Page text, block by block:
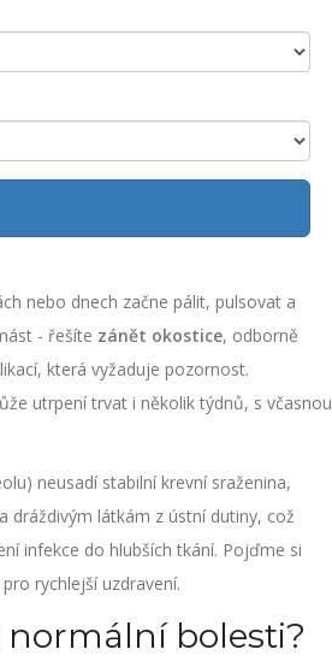
nebo dnech začne pálit, pulsovat a
- řešíte zánět okostice, odborně
která vyžaduje pozornost.
utrpení trvat i několik týdnů, s včasnou
neusadí stabilní krevní sraženina,
dráždivým látkám z ústní dutiny, což
infekce do hlubších tkání. Pojďme si
rychlejší uzdravení.
normální bolesti?